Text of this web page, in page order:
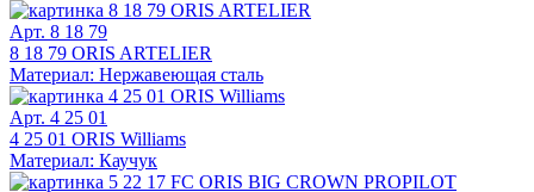
Арт. 8 18 79
8 18 79 ORIS ARTELIER
Материал: Нержавеющая сталь
Арт. 4 25 01
4 25 01 ORIS Williams
Материал: Каучук